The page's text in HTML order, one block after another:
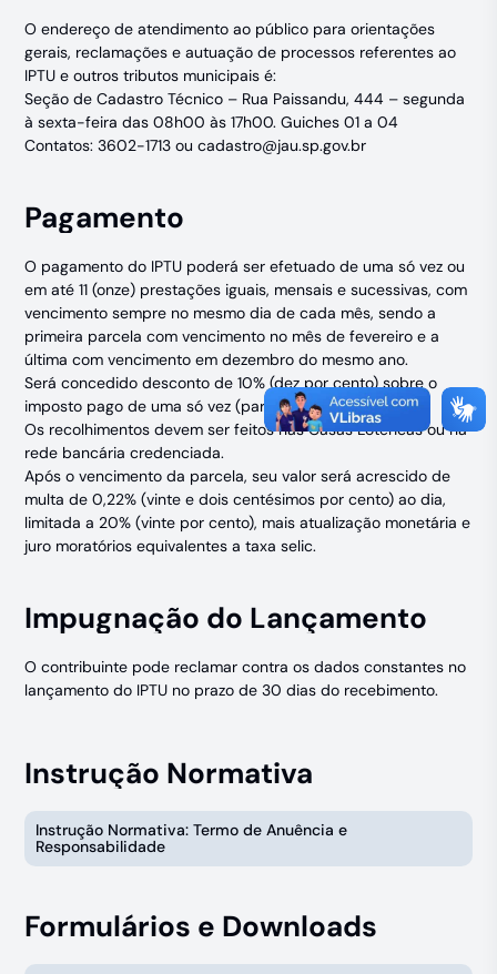
O endereço de atendimento ao público para orientações
gerais, reclamações e autuação de processos referentes ao
IPTU e outros tributos municipais é:
Seção de Cadastro Técnico – Rua Paissandu, 444 – segunda
à sexta-feira das 08h00 às 17h00. Guiches 01 a 04
Contatos: 3602-1713 oucadastro@jau.sp.gov.br
Pagamento
O pagamento do IPTU poderá ser efetuado de uma só vez ou
em até 11 (onze) prestações iguais, mensais e sucessivas, com
vencimento sempre no mesmo dia de cada mês, sendo a
primeira parcela com vencimento no mês de fevereiro e a
última com vencimento em dezembro do mesmo ano.
Será concedido desconto de 10% (dez por cento) sobre o
imposto pago de uma só vez (parcela única).
Os recolhimentos devem ser feitos nas Casas Lotéricas ou na
rede bancária credenciada.
Após o vencimento da parcela, seu valor será acrescido de
multa de 0,22% (vinte e dois centésimos por cento) ao dia,
limitada a 20% (vinte por cento), mais atualização monetária e
juro moratórios equivalentes a taxa selic.
Impugnação do Lançamento
O contribuinte pode reclamar contra os dados constantes no
lançamento do IPTU no prazo de 30 dias do recebimento.
Instrução Normativa
Instrução Normativa: Termo de Anuência e
Responsabilidade
Formulários e Downloads